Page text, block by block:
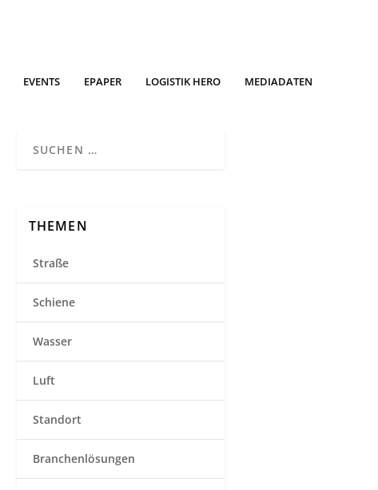
EVENTS EPAPER LOGISTIK HERO MEDIADATEN
THEMEN
Straße
Schiene
Wasser
Luft
Standort
Branchenlösungen